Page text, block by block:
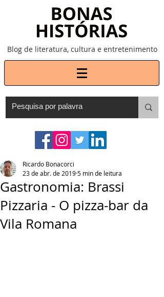
Blog de literatura, cultura e entretenimento
Gastronomia: Brassi
Pizzaria - O pizza-bar da
Vila Romana
Ricardo Bonacorci
23 de abr. de 20195 min de leitura